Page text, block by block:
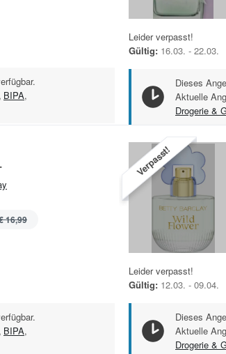
, BIPA,
Leider verpasst!
Gültig: 16.03. - 22.03.
Dieses
Aktuelle
Drogerie &
16,99
, BIPA,
Verpasst!
Leider verpasst!
Gültig: 12.03. - 09.04.
Dieses
Aktuelle
Drogerie &